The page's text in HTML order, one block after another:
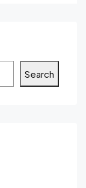
Search